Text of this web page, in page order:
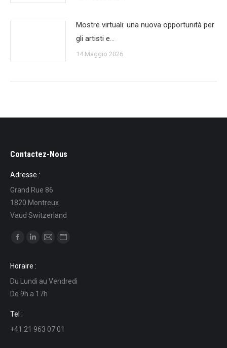
Mostre virtuali: una nuova opportunità per
gli artisti e…
14 Maggio 2026
Contactez-Nous
Adresse :
Grand Rue 86
1820 Montreux
Vaud Switzerland
Ci puoi trovare su:
opens
in
new
window
opens
in
new
in
opens
Horaire :
Du Lundi au Vendredi
De 9h a 17h
Tel :
+41 21 963 07 01